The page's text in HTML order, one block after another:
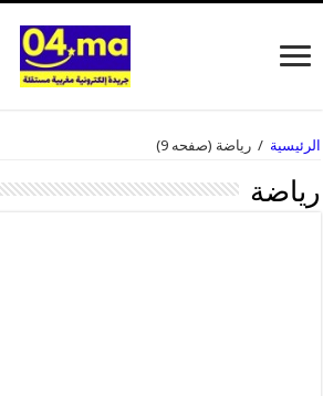
الرئيسية / رياضة (صفحه 9)
رياضة